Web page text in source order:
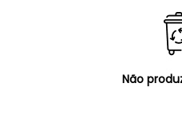
Não